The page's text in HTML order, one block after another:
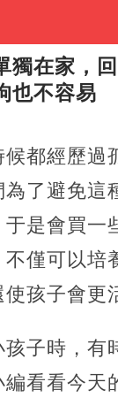
獨在家，
也不容易
都經歷過
了避免這
是會買一
僅可以培
孩子會更
子時，有
看看今天